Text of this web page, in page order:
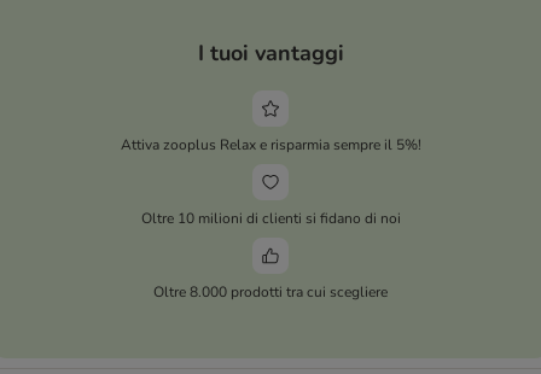
I tuoi vantaggi
Attiva zooplus Relax e risparmia sempre il 5%!
Oltre 10 milioni di clienti si fidano di noi
Oltre 8.000 prodotti tra cui scegliere